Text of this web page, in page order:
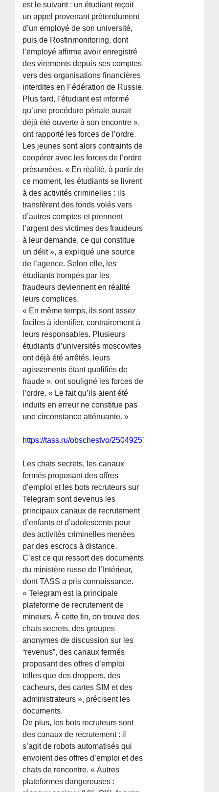
est le suivant : un étudiant reçoit
un appel provenant prétendument
d’un employé de son université,
puis de Rosfinmonitoring, dont
l’employé affirme avoir enregistré
des virements depuis ses comptes
vers des organisations financières
interdites en Fédération de Russie.
Plus tard, l’étudiant est informé
qu’une procédure pénale aurait
déjà été ouverte à son encontre »,
ont rapporté les forces de l’ordre.
Les jeunes sont alors contraints de
coopérer avec les forces de l’ordre
présumées. « En réalité, à partir de
ce moment, les étudiants se livrent
à des activités criminelles : ils
transfèrent des fonds volés vers
d’autres comptes et prennent
l’argent des victimes des fraudeurs
à leur demande, ce qui constitue
un délit », a expliqué une source
de l’agence. Selon elle, les
étudiants trompés par les
fraudeurs deviennent en réalité
leurs complices.
« En même temps, ils sont assez
faciles à identifier, contrairement à
leurs responsables. Plusieurs
étudiants d’universités moscovites
ont déjà été arrêtés, leurs
agissements étant qualifiés de
fraude », ont souligné les forces de
l’ordre. « Le fait qu’ils aient été
induits en erreur ne constitue pas
une circonstance atténuante. »
https://tass.ru/obschestvo/25049257
Les chats secrets, les canaux
fermés proposant des offres
d’emploi et les bots recruteurs sur
Telegram sont devenus les
principaux canaux de recrutement
d’enfants et d’adolescents pour
des activités criminelles menées
par des escrocs à distance.
C’est ce qui ressort des documents
du ministère russe de l’Intérieur,
dont TASS a pris connaissance.
« Telegram est la principale
plateforme de recrutement de
mineurs. À cette fin, on trouve des
chats secrets, des groupes
anonymes de discussion sur les
“revenus”, des canaux fermés
proposant des offres d’emploi
telles que des droppers, des
cacheurs, des cartes SIM et des
administrateurs », précisent les
documents.
De plus, les bots recruteurs sont
des canaux de recrutement : il
s’agit de robots automatisés qui
envoient des offres d’emploi et des
chats de rencontre. « Autres
plateformes dangereuses :